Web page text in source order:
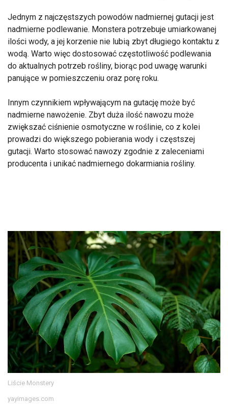
Jednym z najczęstszych powodów nadmiernej gutacji jest
nadmierne podlewanie. Monstera potrzebuje umiarkowanej
ilości wody, a jej korzenie nie lubią zbyt długiego kontaktu z
wodą. Warto więc dostosować częstotliwość podlewania
do aktualnych potrzeb rośliny, biorąc pod uwagę warunki
panujące w pomieszczeniu oraz porę roku.
Innym czynnikiem wpływającym na gutację może być
nadmierne nawożenie. Zbyt duża ilość nawozu może
zwiększać ciśnienie osmotyczne w roślinie, co z kolei
prowadzi do większego pobierania wody i częstszej
gutacji. Warto stosować nawozy zgodnie z zaleceniami
producenta i unikać nadmiernego dokarmiania rośliny.
Liście Monstery
yayimages.com